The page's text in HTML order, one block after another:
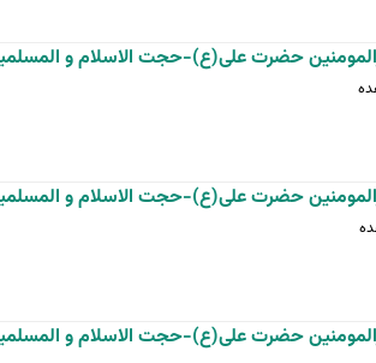
حضرت علی(ع)-حجت الاسلام و
حضرت علی(ع)-حجت الاسلام و
حضرت علی(ع)-حجت الاسلام و